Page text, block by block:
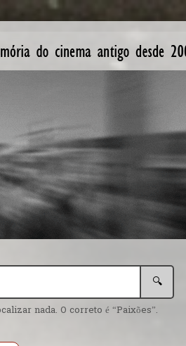
🔍
nada. O correto é “Paixões”.